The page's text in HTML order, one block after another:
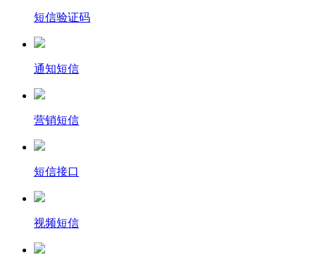
短信验证码
通知短信
营销短信
短信接口
视频短信